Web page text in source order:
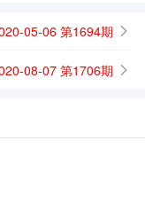
05-06 第1694期
08-07 第1706期